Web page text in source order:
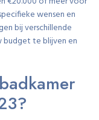
wensen en
bij verschillende
budget te blijven en